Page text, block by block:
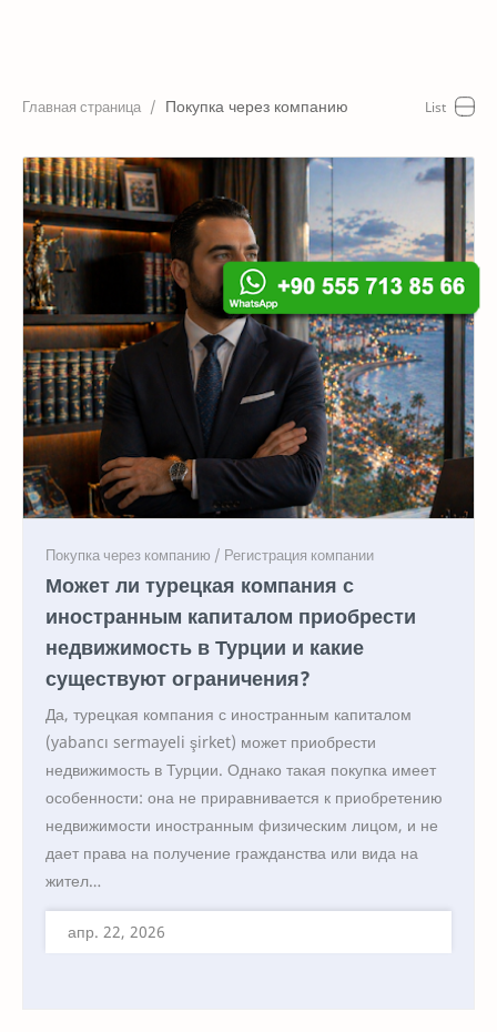
Стоимость
Услуги
Покупка через компанию
Может ли турецкая компания с
иностранным капиталом приобрести
недвижимость в Турции и какие
существуют ограничения?
Да, турецкая компания с иностранным капиталом
(yabancı sermayeli şirket) может приобрести
недвижимость в Турции. Однако такая покупка имеет
особенности: она не приравнивается к приобретению
недвижимости иностранным физическим лицом, и не
дает права на получение гражданства или вида на
жител…